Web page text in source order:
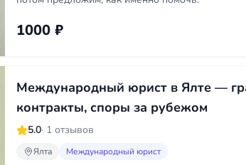
1000 ₽
Международный юрист в Ялте —
контракты, споры за рубежом
5.0· 1 отзывов
Ялта Международный юрист